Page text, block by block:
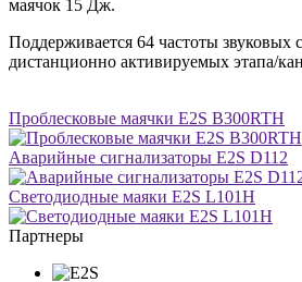
маячок 15 Дж.
Поддерживается 64 частоты звуковых
дистанционно активируемых этапа/
Проблесковые маячки E2S B300RTH
Аварийные сигнализаторы E2S D112
Светодиодные маяки E2S L101H
Партнеры